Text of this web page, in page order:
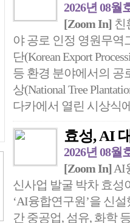
2026년 08월
[Zoom In] 친
야 공로 인정 영원무
단(Korean Export
등 환경 분야에서의 공
상(National Tree
다카에서 열린 시상식
효성, AI
2026년 08월
[Zoom In] AI
신사업 발굴 박차 효성
‘AI융합연구원’을 신
간 중공업, 섬유, 화학